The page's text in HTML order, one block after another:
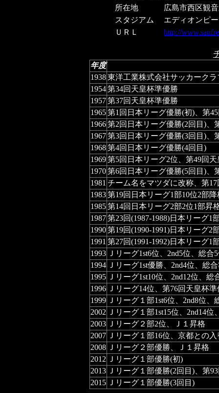
所在地
広島市西区観
スタジアム
エディオンピ
ＵＲＬ
http://
年度
1938東洋工業株式会社サッカークラ
1954第34回天皇杯準優勝
1957第37回天皇杯準優勝
1965第1回日本リーグ優勝(初)、第
1966第2回日本リーグ優勝(2回目)、
1967第3回日本リーグ優勝(3回目)、
1968第4回日本リーグ優勝(4回目)
1969第5回日本リーグ2位、第49回
1970第6回日本リーグ優勝(5回目)、
1981 チーム名をマツダに改称、第
1983第19回日本リーグ1部10位2部降
1985第14回日本リーグ2部2位1部昇
1987第23回(1987-1988)日本リーグ1
1990第19回(1990-1991)日本リーグ2
1991 第27回(1991-1992)日本リーグ
1993
Ｊリーグ1st6位、2nd5位、総合
1994
Ｊリーグ1st優勝、2nd4位、総
1995
Ｊリーグ1st10位、2nd12位、
1996
Ｊリーグ14位、第76回天皇杯
1999
Ｊリーグ１部1st6位、2nd8位
2002
Ｊリーグ１部1st15位、2nd14
2003
Ｊリーグ２部2位、Ｊ１昇格
2007
Ｊリーグ１部16位、京都との
2008
Ｊリーグ２部優勝、Ｊ１昇格
2012
Ｊリーグ１部優勝(初)
2013
Ｊリーグ１部優勝(2回目)、第
2015
Ｊリーグ１部優勝(3回目)